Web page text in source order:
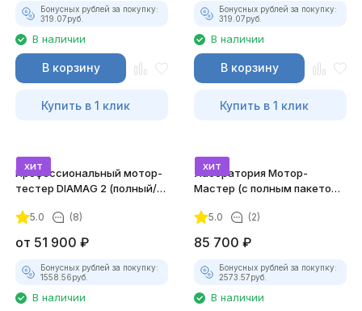
Бонусных рублей за покупку:
319.07руб.
В наличии
В корзину
Купить в 1 клик
Бонусных рублей за покупку:
319.07руб.
В наличии
В корзину
Купить в 1 клик
хит
Профессиональный мотор-
тестер DIAMAG 2 (полный/
5.0 (8)
от 51 900 ₽
Бонусных рублей за покупку:
1558.56руб.
В наличии
хит
Лаборатория Мотор-
Мастер (с полным пакетом
5.0 (2)
85 700 ₽
Бонусных рублей за покупку:
2573.57руб.
В наличии